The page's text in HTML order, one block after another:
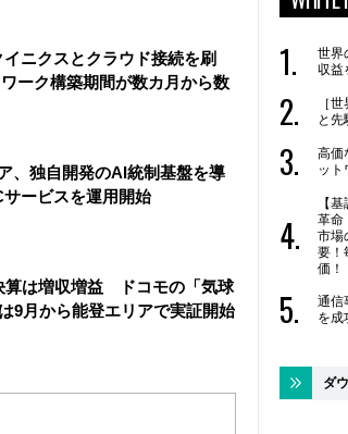
ニクスとクラウド接続を刷
ーク構築期間が数カ月から数
、独自開発のAI統制基盤を導
サービスを運用開始
算は増収増益 ドコモの「気球
9月から能登エリアで実証開始
世界
収益
［
と先
高価
ッ
【
革命
市場
要！
価！
通信
を成
ダ